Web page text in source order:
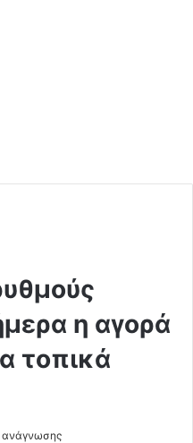
η αγορά
τοπικά
ανάγνωσης